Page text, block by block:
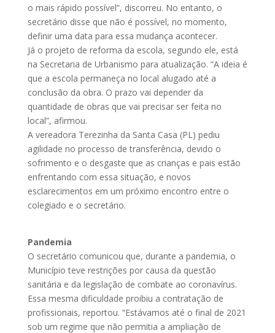
o mais rápido possível”, discorreu. No entanto, o
secretário disse que não é possível, no momento,
definir uma data para essa mudança acontecer.
Já o projeto de reforma da escola, segundo ele, está
na Secretaria de Urbanismo para atualização. “A ideia é
que a escola permaneça no local alugado até a
conclusão da obra. O prazo vai depender da
quantidade de obras que vai precisar ser feita no
local”, afirmou.
A vereadora Terezinha da Santa Casa (PL) pediu
agilidade no processo de transferência, devido o
sofrimento e o desgaste que as crianças e pais estão
enfrentando com essa situação, e novos
esclarecimentos em um próximo encontro entre o
colegiado e o secretário.
Pandemia
O secretário comunicou que, durante a pandemia, o
Município teve restrições por causa da questão
sanitária e da legislação de combate ao coronavírus.
Essa mesma dificuldade proibiu a contratação de
profissionais, reportou. “Estávamos até o final de 2021
sob um regime que não permitia a ampliação de